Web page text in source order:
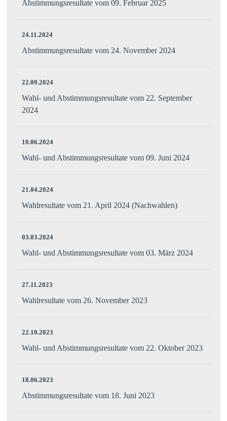
Abstimmungsresultate vom 09. Februar 2025
24.11.2024
Abstimmungsresultate vom 24. November 2024
22.09.2024
Wahl- und Abstimmungsresultate vom 22. September
2024
10.06.2024
Wahl- und Abstimmungsresultate vom 09. Juni 2024
21.04.2024
Wahlresultate vom 21. April 2024 (Nachwahlen)
03.03.2024
Wahl- und Abstimmungsresultate vom 03. März 2024
27.11.2023
Wahlresultate vom 26. November 2023
22.10.2023
Wahl- und Abstimmungsresultate vom 22. Oktober 2023
18.06.2023
Abstimmungsresultate vom 18. Juni 2023